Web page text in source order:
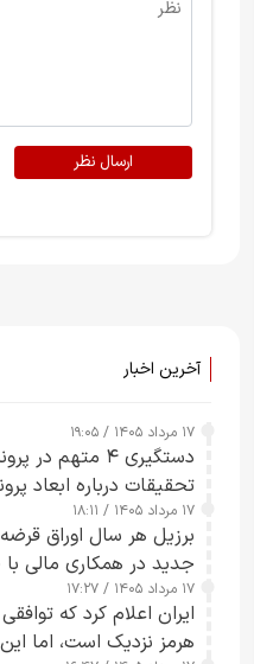
ارسال نظر
آخرین اخبار
۱۷ مرداد ۱۴۰۵ / ۱۹:۰۵
دستگیری ۴
تحقیقات درباره ابعاد
۱۷ مرداد ۱۴۰۵ / ۱۸:۱۱
برزیل هر سال اوراق
جدید در همکاری مالی
۱۷ مرداد ۱۴۰۵ / ۱۷:۲۷
ایران اعلام کرد که
هرمز نزدیک است، اما